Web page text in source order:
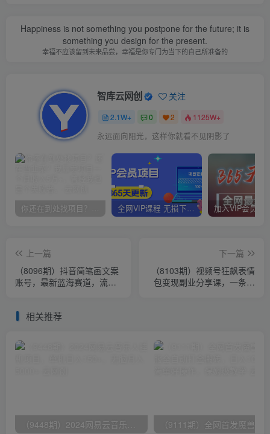
Happiness is not something you postpone for the future; it is
something you design for the present.
幸福不应该留到未来品尝，幸福是你专门为当下的自己所准备的
智库云网创 关注
2.1W+ 0 2 1125W+
永远面向阳光，这样你就看不见阴影了
你还在到处找项目？还在当韭菜？我靠卖项目一个月收入5万+，曾经我也是个失败者。 全网VIP课程 无损下载~
上一篇
（8096期）抖音简笔画文案
账号，最新蓝海赛道，流量
下一篇
（8103期）视频号狂飙表情
包变现副业分享课，一条龙
相关推荐